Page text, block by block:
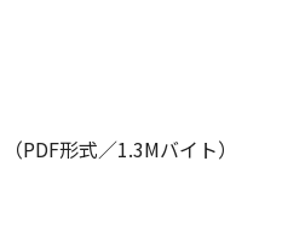
PDF形式／1.3Mバイト）